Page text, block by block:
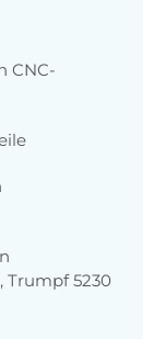
CNC-
Trumpf 5230